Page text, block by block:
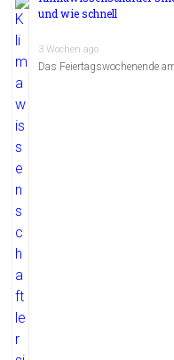
und wie schnell
3 Wochen ago
Das Feiertagswochenende